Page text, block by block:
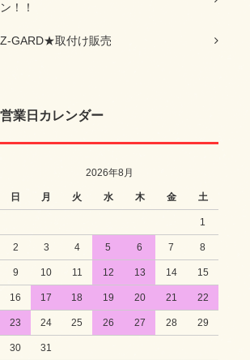
ン！！
Z-GARD★取付け販売
営業日カレンダー
2026年8月
日 月 火 水 木 金 土
1
2 3 4 5 6 7 8
9 10 11 12 13 14 15
16 17 18 19 20 21 22
23 24 25 26 27 28 29
30 31